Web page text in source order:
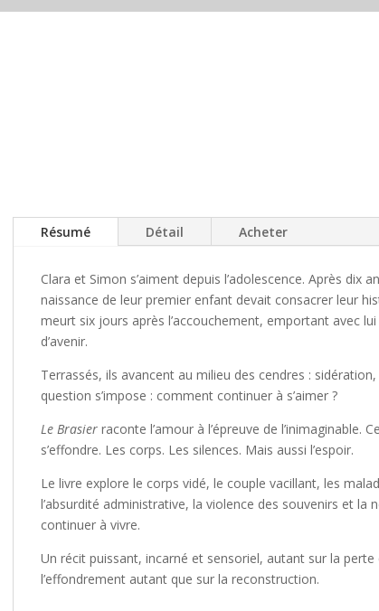
Résumé Détail Acheter
Clara et Simon s’aiment depuis l’adolescence. Après dix
naissance de leur premier enfant devait consacrer leur
meurt six jours après l’accouchement, emportant avec
d’avenir.
Terrassés, ils avancent au milieu des cendres :
question s’impose : comment continuer à s’aimer ?
Le Brasier raconte l’amour à l’épreuve de l’inimaginable.
s’effondre. Les corps. Les silences. Mais aussi l’espoir.
Le livre explore le corps vidé, le couple vacillant, les
l’absurdité administrative, la violence des souvenirs et la
continuer à vivre.
Un récit puissant, incarné et sensoriel, autant sur la perte
l’effondrement autant que sur la reconstruction.